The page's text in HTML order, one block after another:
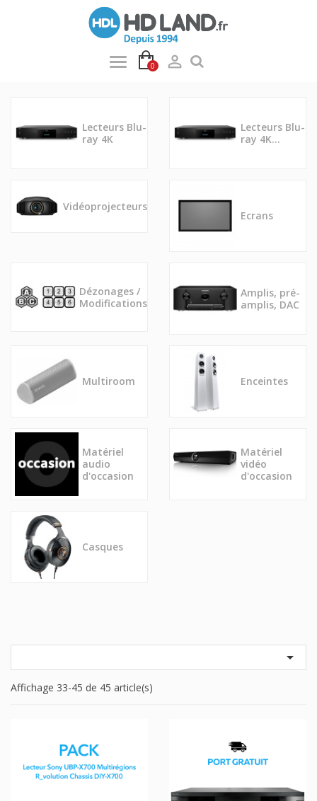
0 
Lecteurs Blu-
ray 4K
Lecteurs Blu-
ray 4K...
Vidéoprojecteurs
Ecrans
Dézonages /
Modifications
Amplis, pré-
amplis, DAC
Multiroom Enceintes
Matériel
audio
d'occasion
Matériel
vidéo
d'occasion
Casques

Affichage 33-45 de 45 article(s)